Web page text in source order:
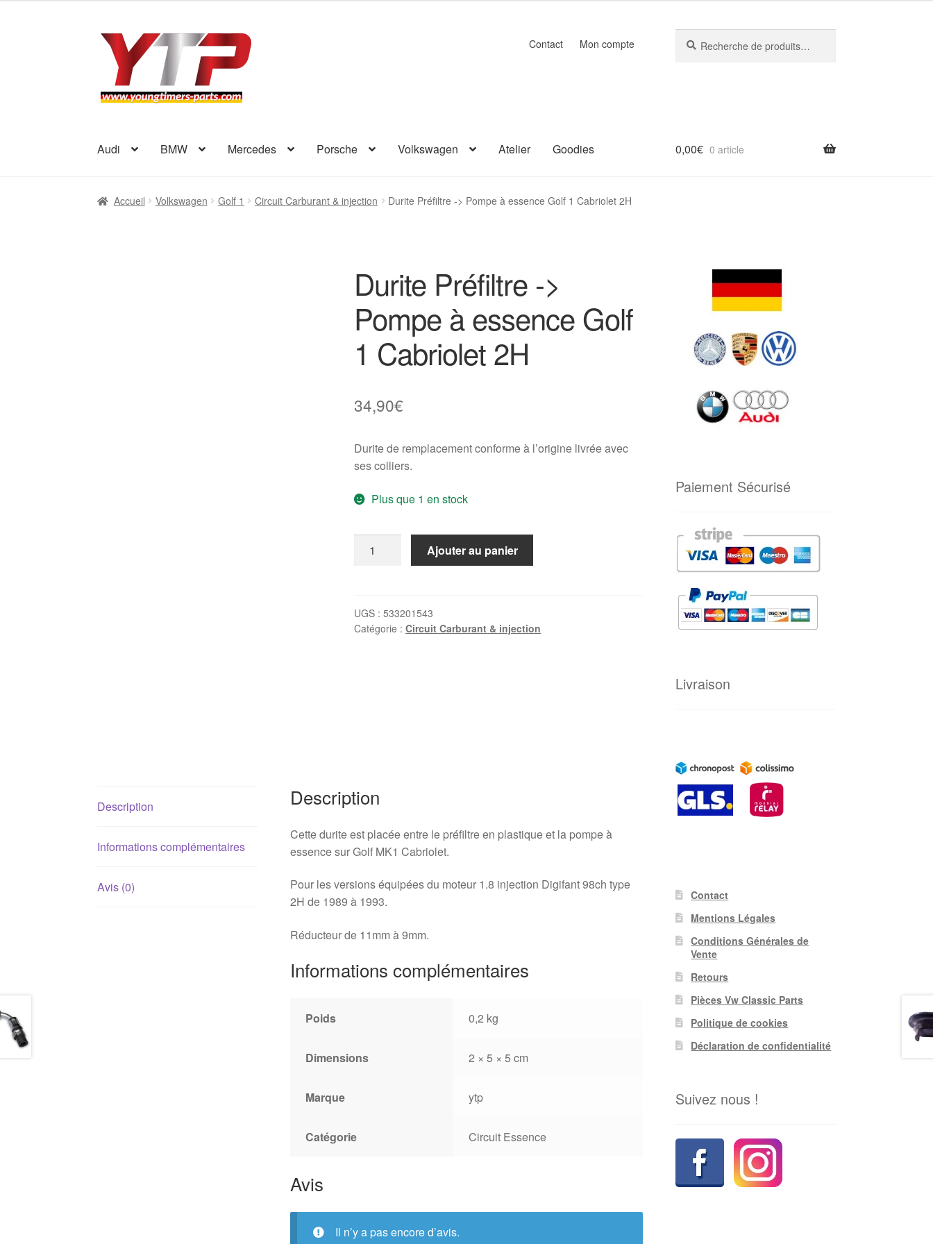
Aller
navigation
Aller
contenu
Contact Mon compte
pour :
Audi BMW Mercedes Porsche Volkswagen Atelier Goodies 0,00€ 0 article
Accueil Volkswagen Golf 1 Circuit Carburant & injection Durite Préfiltre -> Pompe à essence Golf 1 Cabriolet 2H
Durite Préfiltre ->
Pompe à essence Golf
1 Cabriolet 2H
34,90€
Durite de remplacement conforme à l’origine livrée avec
ses colliers.
Plus que 1 en stock
-
>
Ajouter au panier
UGS :533201543
Catégorie :Circuit Carburant & injection
Description
Informations complémentaires
Avis (0)
Description
Cette durite est placée entre le préfiltre en plastique et la pompe à
essence sur Golf MK1 Cabriolet.
Pour les versions équipées du moteur 1.8 injection Digifant 98ch type
2H de 1989 à 1993.
Réducteur de 11mm à 9mm.
Informations complémentaires
Poids 0,2 kg
Dimensions 2 × 5 × 5 cm
Marque ytp
Catégorie Circuit Essence
Avis
Il n’y a pas encore d’avis.
Paiement Sécurisé
Livraison
Contact
Mentions Légales
Conditions Générales de
Vente
Retours
Pièces Vw Classic Parts
Politique de cookies
Déclaration de confidentialité
Suivez nous !